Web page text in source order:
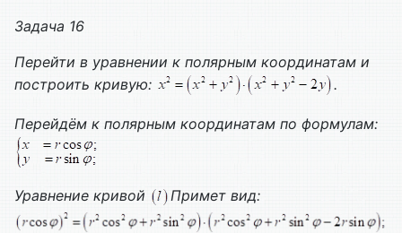
Задача 16
Перейти в уравнении к полярным координатам и
построить кривую:
.
Перейдём к полярным координатам по формулам:
Уравнение кривой Примет вид: